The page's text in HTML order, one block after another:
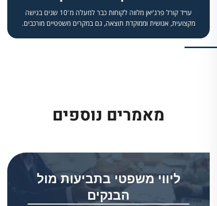
עו״ד קורל פרג'יאן מלווה לקוחות כבר למעלה מ־10 שנים בגישה
מקצועית, אנושית וממוקדת תוצאה, גם במקרים משפטיים מורכבים.
מאמרים נוספים
ליווי משפטי בתביעות מול
הבנקים